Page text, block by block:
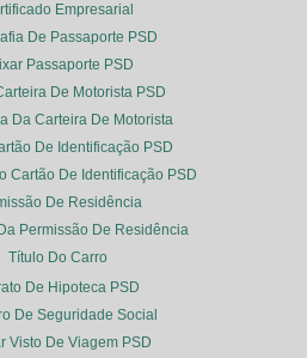
Empresarial
De Passaporte PSD
Passaporte PSD
De Motorista PSD
Da Carteira De Motorista
De Identificação PSD
Cartão De Identificação PSD
De Residência
Permissão De Residência
Título Do Carro
De Hipoteca PSD
De Seguridade Social
Visto De Viagem PSD